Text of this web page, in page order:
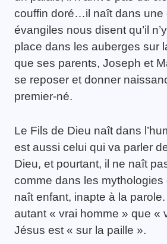
couffin doré…il naît dans une
évangiles nous disent qu’il
place dans les auberges sur
que ses parents, Joseph et
se reposer et donner
premier-né.
Le Fils de Dieu naît dans
est aussi celui qui va parler
Dieu, et pourtant, il ne naît
comme dans les mythologies
naît enfant, inapte à la
autant « vrai homme » que «
Jésus est « sur la paille ».